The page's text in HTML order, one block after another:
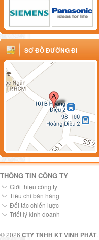
SƠ ĐỒ ĐƯỜNG ĐI
THÔNG TIN CÔNG TY
Giới thiệu công ty
Tiêu chí bán hàng
Đối tác chiến lược
Triết lý kinh doanh
© 2026 CTY TNHH KT VINH PHÁT